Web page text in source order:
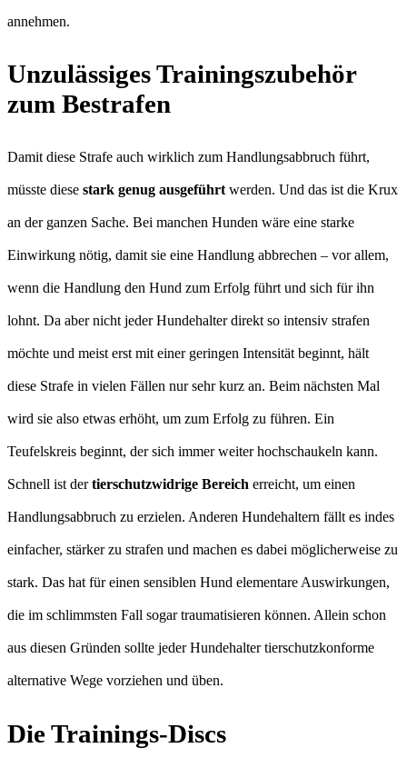
annehmen.
Unzulässiges Trainingszubehör
zum Bestrafen
Damit diese Strafe auch wirklich zum Handlungsabbruch führt,
müsste diese stark genug ausgeführt werden. Und das ist die Krux
an der ganzen Sache. Bei manchen Hunden wäre eine starke
Einwirkung nötig, damit sie eine Handlung abbrechen – vor allem,
wenn die Handlung den Hund zum Erfolg führt und sich für ihn
lohnt. Da aber nicht jeder Hundehalter direkt so intensiv strafen
möchte und meist erst mit einer geringen Intensität beginnt, hält
diese Strafe in vielen Fällen nur sehr kurz an. Beim nächsten Mal
wird sie also etwas erhöht, um zum Erfolg zu führen. Ein
Teufelskreis beginnt, der sich immer weiter hochschaukeln kann.
Schnell ist dertierschutzwidrige Bereich erreicht, um einen
Handlungsabbruch zu erzielen. Anderen Hundehaltern fällt es indes
einfacher, stärker zu strafen und machen es dabei möglicherweise zu
stark. Das hat für einen sensiblen Hund elementare Auswirkungen,
die im schlimmsten Fall sogar traumatisieren können. Allein schon
aus diesen Gründen sollte jeder Hundehalter tierschutzkonforme
alternative Wege vorziehen und üben.
Die Trainings-Discs